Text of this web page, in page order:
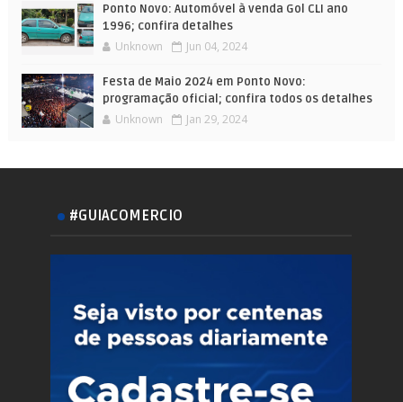
Ponto Novo: Automóvel à venda Gol CLI ano
1996; confira detalhes
Unknown Jun 04, 2024
Festa de Maio 2024 em Ponto Novo:
programação oficial; confira todos os detalhes
Unknown Jan 29, 2024
#GUIACOMERCIO